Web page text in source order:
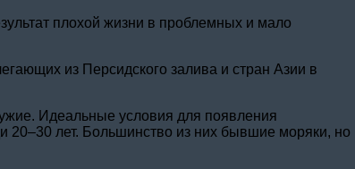
плохой жизни в проблемных и мало
из Персидского залива и стран Азии в
Идеальные условия для появления
лет. Большинство из них бывшие моряки, но